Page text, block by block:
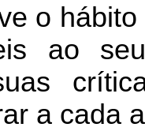
o
ao
a cada